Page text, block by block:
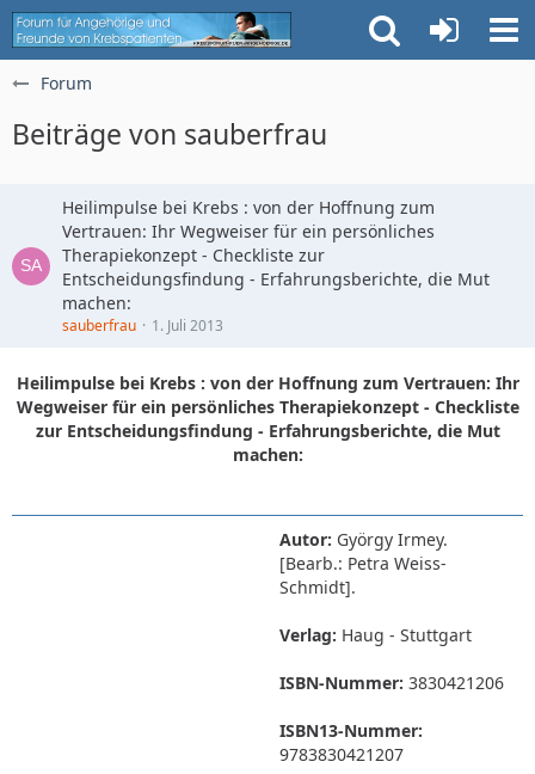
Forum
Beiträge von sauberfrau
Heilimpulse bei Krebs : von der Hoffnung zum
Vertrauen: Ihr Wegweiser für ein persönliches
Therapiekonzept - Checkliste zur
Entscheidungsfindung - Erfahrungsberichte, die Mut
machen:
sauberfrau 1. Juli 2013
Heilimpulse bei Krebs : von der Hoffnung zum Vertrauen: Ihr
Wegweiser für ein persönliches Therapiekonzept - Checkliste
zur Entscheidungsfindung - Erfahrungsberichte, die Mut
machen:
Autor: György Irmey.
[Bearb.: Petra Weiss-
Schmidt].
Verlag: Haug - Stuttgart
ISBN-Nummer: 3830421206
ISBN13-Nummer:
9783830421207